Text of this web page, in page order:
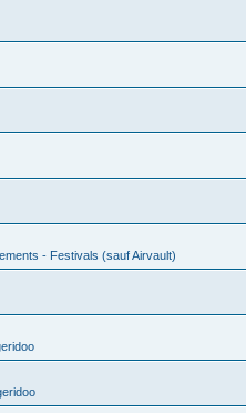
- Festivals (sauf Airvault)